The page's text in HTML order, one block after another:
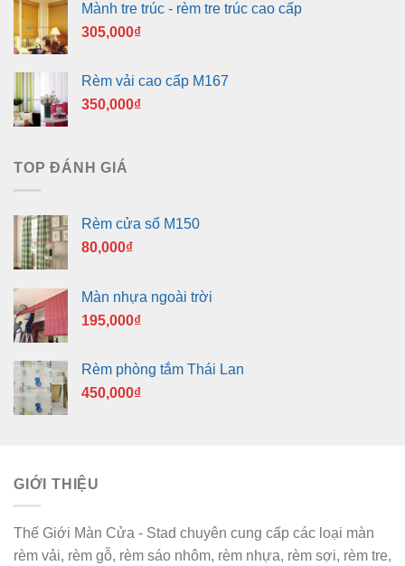
Mành tre trúc - rèm tre trúc cao cấp
305,000₫
Rèm vải cao cấp M167
350,000₫
TOP ĐÁNH GIÁ
Rèm cửa sổ M150
80,000₫
Màn nhựa ngoài trời
195,000₫
Rèm phòng tắm Thái Lan
450,000₫
GIỚI THIỆU
Thế Giới Màn Cửa - Stad chuyên cung cấp các loại màn
rèm vải, rèm gỗ, rèm sáo nhôm, rèm nhựa, rèm sợi, rèm tre,